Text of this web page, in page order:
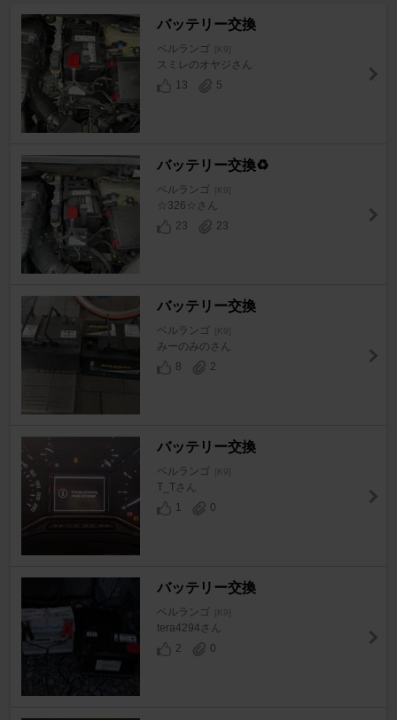
バッテリー交換
ベルランゴ [K9]
スミレのオヤジさん
13
5
バッテリー交換♻️
ベルランゴ [K9]
☆326☆さん
23
23
バッテリー交換
ベルランゴ [K9]
みーのみのさん
8
2
バッテリー交換
ベルランゴ [K9]
T_Tさん
1
0
バッテリー交換
ベルランゴ [K9]
tera4294さん
2
0